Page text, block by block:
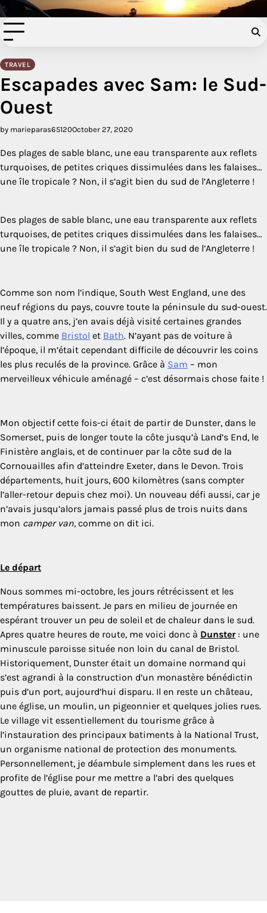
Skip
to
content
Filer à l'anglaise
TRAVEL
Escapades avec Sam: le Sud-
Ouest
by marieparas65120October 27, 2020
Des plages de sable blanc, une eau transparente aux reflets
turquoises, de petites criques dissimulées dans les falaises…
une île tropicale ? Non, il s’agit bien du sud de l’Angleterre !
Des plages de sable blanc, une eau transparente aux reflets
turquoises, de petites criques dissimulées dans les falaises…
une île tropicale ? Non, il s’agit bien du sud de l’Angleterre !
Comme son nom l’indique, South West England, une des
neuf régions du pays, couvre toute la péninsule du sud-ouest.
Il y a quatre ans, j’en avais déjà visité certaines grandes
villes, comme Bristol et Bath. N’ayant pas de voiture à
l’époque, il m’était cependant difficile de découvrir les coins
les plus reculés de la province. Grâce à Sam – mon
merveilleux véhicule aménagé – c’est désormais chose faite !
Mon objectif cette fois-ci était de partir de Dunster, dans le
Somerset, puis de longer toute la côte jusqu’à Land’s End, le
Finistère anglais, et de continuer par la côte sud de la
Cornouailles afin d’atteindre Exeter, dans le Devon. Trois
départements, huit jours, 600 kilomètres (sans compter
l’aller-retour depuis chez moi). Un nouveau défi aussi, car je
n’avais jusqu’alors jamais passé plus de trois nuits dans
mon camper van, comme on dit ici.
Le départ
Nous sommes mi-octobre, les jours rétrécissent et les
températures baissent. Je pars en milieu de journée en
espérant trouver un peu de soleil et de chaleur dans le sud.
Apres quatre heures de route, me voici donc à Dunster: une
minuscule paroisse située non loin du canal de Bristol.
Historiquement, Dunster était un domaine normand qui
s’est agrandi à la construction d’un monastère bénédictin
puis d’un port, aujourd’hui disparu. Il en reste un château,
une église, un moulin, un pigeonnier et quelques jolies rues.
Le village vit essentiellement du tourisme grâce à
l’instauration des principaux batiments à la National Trust,
un organisme national de protection des monuments.
Personnellement, je déambule simplement dans les rues et
profite de l’église pour me mettre a l’abri des quelques
gouttes de pluie, avant de repartir.